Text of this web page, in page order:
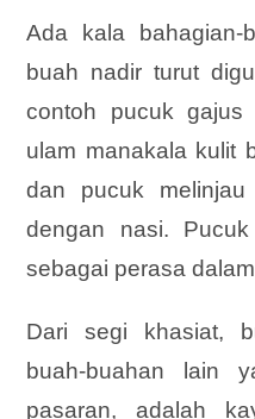
Ada kala bahagian-
buah nadir turut
contoh pucuk
ulam manakala kulit
dan pucuk
dengan nasi.
sebagai perasa
Dari segi khasiat,
buah-buahan lain
pasaran, adalah